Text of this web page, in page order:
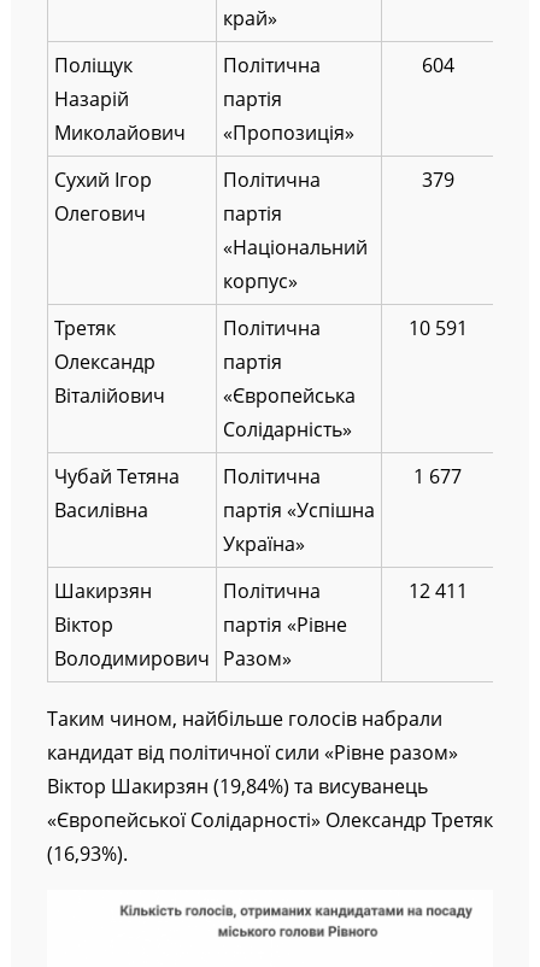
край»
Поліщук
Назарій
Миколайович
Політична
партія
«Пропозиція»
604
Сухий Ігор
Олегович
Політична
партія
«Національний
корпус»
379
Третяк
Олександр
Віталійович
Політична
партія
«Європейська
Солідарність»
10 591
Чубай Тетяна
Василівна
Політична
партія «Успішна
Україна»
1 677
Шакирзян
Віктор
Володимирович
Політична
партія «Рівне
Разом»
12 411
Таким чином, найбільше голосів набрали
кандидат від політичної сили «Рівне разом»
Віктор Шакирзян (19,84%) та висуванець
«Європейської Солідарності» Олександр Третяк
(16,93%).